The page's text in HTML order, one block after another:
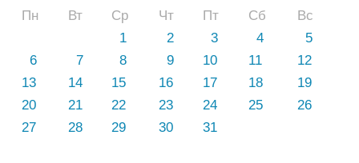
Пн Вт Ср Чт Пт Сб
Вс
1
2 3 4
5
6
7 8 9 10 11
12
13
14 15 16 17 18
19
20
21 22 23 24 25
26
27
28 29 30 31